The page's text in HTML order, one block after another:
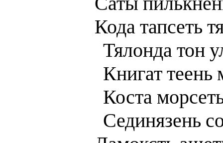
Кода тапсеть
Тялонда тон
‎Книгат теень
Коста
Сединязень